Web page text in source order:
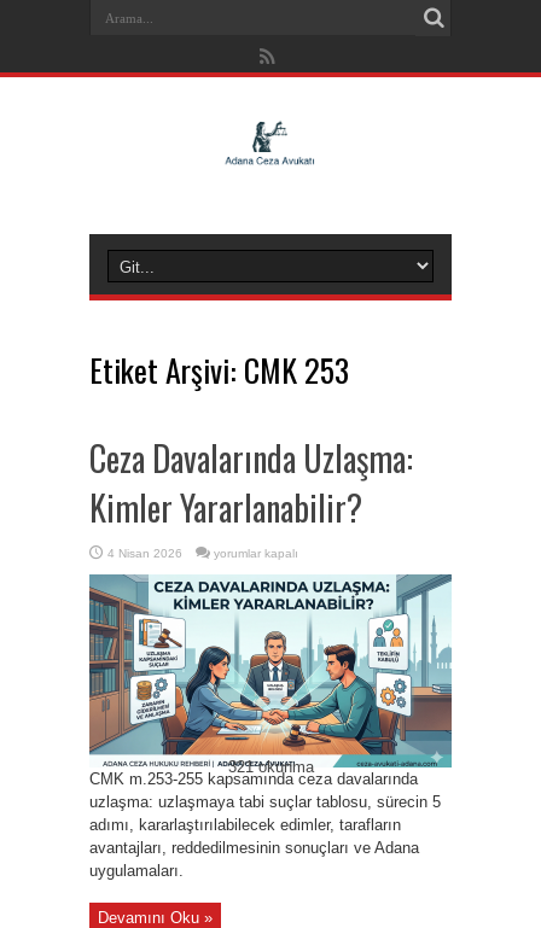
Etiket Arşivi: CMK 253
Ceza Davalarında Uzlaşma:
Kimler Yararlanabilir?
4 Nisan 2026
Ceza
Uzlaşma:
Kimler
Yararlanabilir?
yorumlar kapalı
321 okunma
CMK m.253-255 kapsamında ceza davalarında
uzlaşma: uzlaşmaya tabi suçlar tablosu, sürecin 5
adımı, kararlaştırılabilecek edimler, tarafların
avantajları, reddedilmesinin sonuçları ve Adana
uygulamaları.
Devamını Oku »